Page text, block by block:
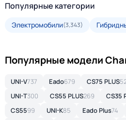
Популярные категории
Электромобили(3,343)
Популярные модели
UNI-V737 Eado679 CS75 PLUS
UNI-T300 CS55 PLUS269 CS35
CS5599 UNI-K85 Eado Plus74